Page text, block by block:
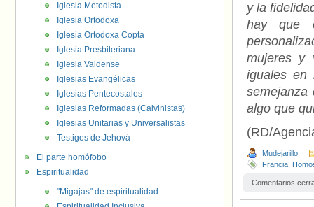
y la
hay que
mujeres y
iguales en
semejanza
algo que
(RD/
Mudejarillo
Francia
Comentarios
Iglesia Metodista
Iglesia Ortodoxa
Iglesia Ortodoxa Copta
Iglesia Presbiteriana
Iglesia Valdense
Iglesias Evangélicas
Iglesias Pentecostales
Iglesias Reformadas (Calvinistas)
Iglesias Unitarias y Universalistas
Testigos de Jehová
El parte homófobo
Espiritualidad
"Migajas" de espiritualidad